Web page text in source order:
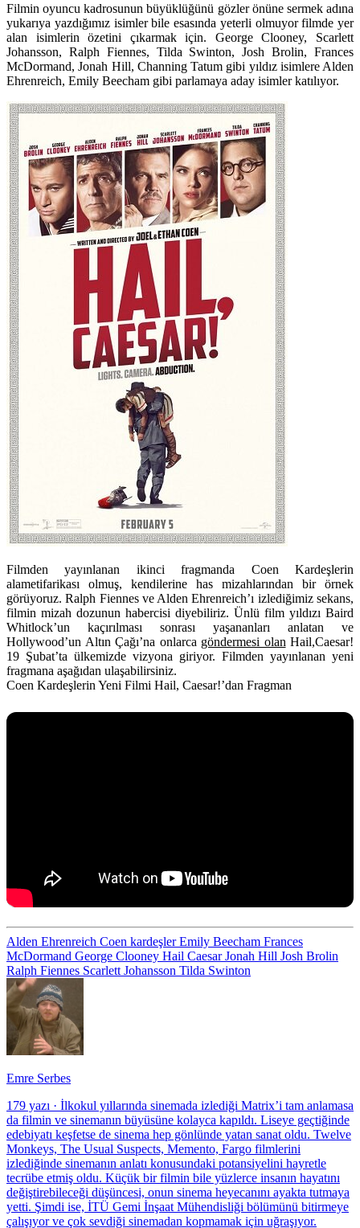
Filmin oyuncu kadrosunun büyüklüğünü gözler önüne sermek adına
yukarıya yazdığımız isimler bile esasında yeterli olmuyor filmde yer
alan isimlerin özetini çıkarmak için. George Clooney, Scarlett
Johansson, Ralph Fiennes, Tilda Swinton, Josh Brolin, Frances
McDormand, Jonah Hill, Channing Tatum gibi yıldız isimlere Alden
Ehrenreich, Emily Beecham gibi parlamaya aday isimler katılıyor.
Filmden yayınlanan ikinci fragmanda Coen Kardeşlerin
alametifarikası olmuş, kendilerine has mizahlarından bir örnek
görüyoruz. Ralph Fiennes ve Alden Ehrenreich’ı izlediğimiz sekans,
filmin mizah dozunun habercisi diyebiliriz. Ünlü film yıldızı Baird
Whitlock’un kaçırılması sonrası yaşananları anlatan ve
Hollywood’un Altın Çağı’na onlarca göndermesi olan Hail,Caesar!
19 Şubat’ta ülkemizde vizyona giriyor. Filmden yayınlanan yeni
fragmana aşağıdan ulaşabilirsiniz.
Coen Kardeşlerin Yeni Filmi Hail, Caesar!’dan Fragman
Alden Ehrenreich Coen kardeşlerEmily Beecham Frances
McDormand George Clooney Hail CaesarJonah Hill Josh Brolin
Ralph Fiennes Scarlett Johansson Tilda Swinton
Emre Serbes
179 yazı · İlkokul yıllarında sinemada izlediği Matrix’i tam anlamasa
da filmin ve sinemanın büyüsüne kolayca kapıldı. Liseye geçtiğinde
edebiyatı keşfetse de sinema hep gönlünde yatan sanat oldu. Twelve
Monkeys, The Usual Suspects, Memento, Fargo filmlerini
izlediğinde sinemanın anlatı konusundaki potansiyelini hayretle
tecrübe etmiş oldu. Küçük bir filmin bile yüzlerce insanın hayatını
değiştirebileceği düşüncesi, onun sinema heyecanını ayakta tutmaya
yetti. Şimdi ise, İTÜ Gemi İnşaat Mühendisliği bölümünü bitirmeye
çalışıyor ve çok sevdiği sinemadan kopmamak için uğraşıyor.